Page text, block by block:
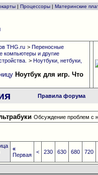
| Процессоры | Материнские
THG.ru > Переносные
компьютеры и другие
> Ноутбуки, нетбуки,
Ноутбук для игр. Что
Правила форума
Обсуждение проблем с
«
Первая
< 230 630 680 720